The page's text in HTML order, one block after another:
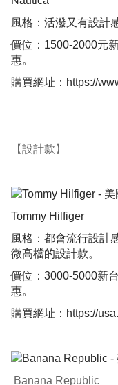
風格：活潑又有設計
價位：1500-2000元
惠。
購買網址： https://
【設計款】
Tommy Hilfiger
風格：都會流行設計
微高檔的設計款。
價位：3000-5000新
惠。
購買網址： https://
Banana Republic